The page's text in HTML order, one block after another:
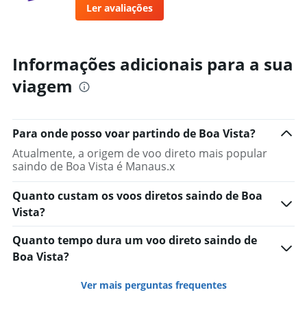
Ler avaliações
Informações adicionais para a sua
viagem
Para onde posso voar partindo de Boa Vista?
Atualmente, a origem de voo direto mais popular
saindo de Boa Vista é Manaus.x
Quanto custam os voos diretos saindo de Boa
Vista?
Quanto tempo dura um voo direto saindo de
Boa Vista?
Ver mais perguntas frequentes